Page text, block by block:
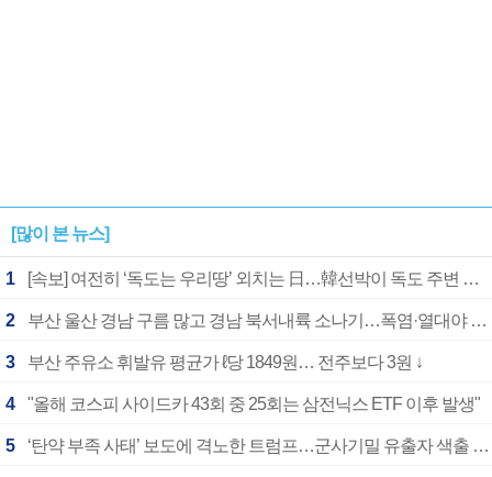
[많이 본 뉴스]
1 [속보] 여전히 ‘독도는 우리땅’ 외치는 日…韓선박이 독도 주변 해양조사 활동하자 반발
2 부산 울산 경남 구름 많고 경남 북서내륙 소나기…폭염·열대야 계속
3 부산 주유소 휘발유 평균가 ℓ당 1849원… 전주보다 3원 ↓
4 "올해 코스피 사이드카 43회 중 25회는 삼전닉스 ETF 이후 발생"
5 ‘탄약 부족 사태’ 보도에 격노한 트럼프…군사기밀 유출자 색출 지시